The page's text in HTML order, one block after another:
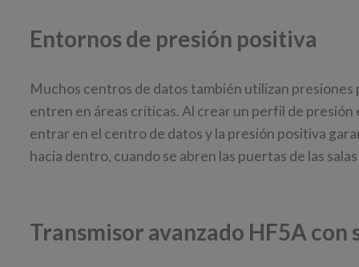
Entornos de presión positiva
Muchos centros de datos también utilizan presiones
entren en áreas críticas. Al crear un perfil de
entrar en el centro de datos y la presión positiva
hacia dentro, cuando se abren las puertas de las
Transmisor avanzado HF5A